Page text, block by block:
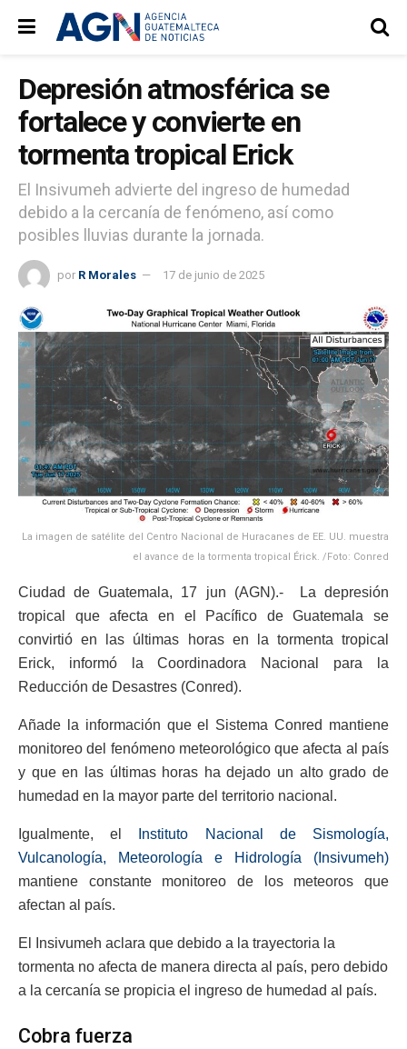
Depresión atmosférica se
fortalece y convierte en
tormenta tropical Erick
El Insivumeh advierte del ingreso de humedad
debido a la cercanía de fenómeno, así como
posibles lluvias durante la jornada.
por R Morales 17 de junio de 2025
La imagen de satélite del Centro Nacional de Huracanes de EE. UU. muestra
el avance de la tormenta tropical Érick. /Foto: Conred
Ciudad de Guatemala, 17 jun (AGN).- La depresión
tropical que afecta en el Pacífico de Guatemala se
convirtió en las últimas horas en la tormenta tropical
Erick, informó la Coordinadora Nacional para la
Reducción de Desastres (Conred).
Añade la información que el Sistema Conred mantiene
monitoreo del fenómeno meteorológico que afecta al país
y que en las últimas horas ha dejado un alto grado de
humedad en la mayor parte del territorio nacional.
Igualmente, el
Instituto Nacional de Sismología,
Vulcanología, Meteorología e Hidrología (Insivumeh)
mantiene constante monitoreo de los meteoros que
afectan al país.
El Insivumeh aclara que debido a la trayectoria la
tormenta no afecta de manera directa al país, pero debido
a la cercanía se propicia el ingreso de humedad al país.
Cobra fuerza